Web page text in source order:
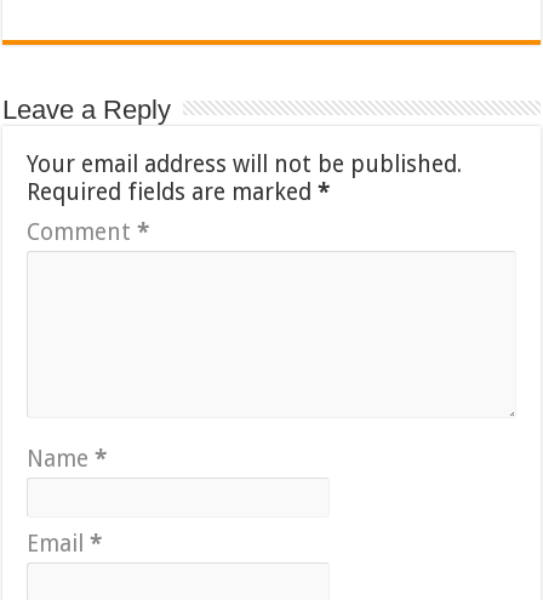
Leave a Reply
Your email address will not be published.
Required fields are marked*
Comment*
Name*
Email*